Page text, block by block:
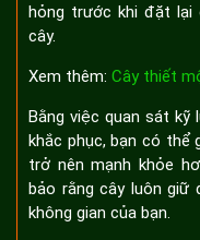
hỏng trước khi đặt lại
cây.
Xem thêm: Cây thiết
Bằng việc quan sát kỹ
khắc phục, bạn có thể
trở nên mạnh khỏe
bảo rằng cây luôn
không gian của bạn.